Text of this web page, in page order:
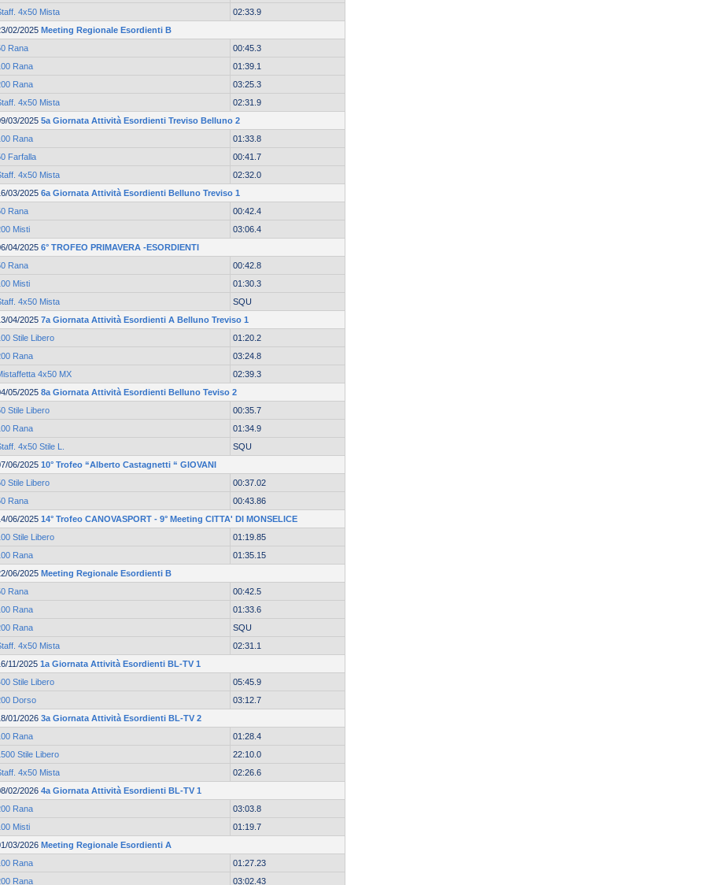
4x50 Mista
02:33.9
02/2025 Meeting Regionale Esordienti B
Rana
00:45.3
Rana
01:39.1
Rana
03:25.3
4x50 Mista
02:31.9
03/2025 5a Giornata Attività Esordienti Treviso Belluno 2
Rana
01:33.8
Farfalla
00:41.7
4x50 Mista
02:32.0
03/2025 6a Giornata Attività Esordienti Belluno Treviso 1
Rana
00:42.4
Misti
03:06.4
04/2025 6° TROFEO PRIMAVERA -ESORDIENTI
Rana
00:42.8
Misti
01:30.3
4x50 Mista
SQU
04/2025 7a Giornata Attività Esordienti A Belluno Treviso 1
Stile Libero
01:20.2
Rana
03:24.8
4x50 MX
02:39.3
05/2025 8a Giornata Attività Esordienti Belluno Teviso 2
Stile Libero
00:35.7
Rana
01:34.9
4x50 Stile L.
SQU
06/2025 10° Trofeo “Alberto Castagnetti “ GIOVANI
Stile Libero
00:37.02
Rana
00:43.86
06/2025 14° Trofeo CANOVASPORT - 9° Meeting CITTA' DI MONSELICE
Stile Libero
01:19.85
Rana
01:35.15
06/2025 Meeting Regionale Esordienti B
Rana
00:42.5
Rana
01:33.6
Rana
SQU
4x50 Mista
02:31.1
11/2025 1a Giornata Attività Esordienti BL-TV 1
Stile Libero
05:45.9
Dorso
03:12.7
01/2026 3a Giornata Attività Esordienti BL-TV 2
Rana
01:28.4
Stile Libero
22:10.0
4x50 Mista
02:26.6
02/2026 4a Giornata Attività Esordienti BL-TV 1
Rana
03:03.8
Misti
01:19.7
03/2026 Meeting Regionale Esordienti A
Rana
01:27.23
Rana
03:02.43